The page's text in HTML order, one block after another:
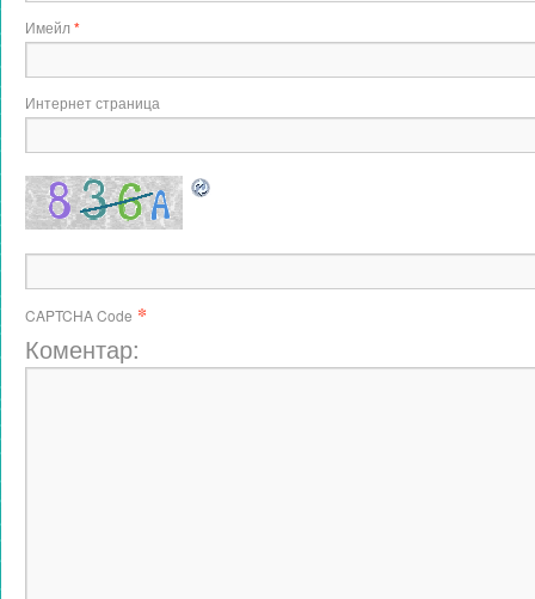
Имейл *
Интернет страница
CAPTCHA Code *
Коментар: